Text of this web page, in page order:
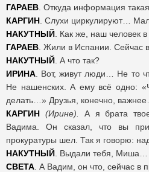
ГАРАЕВ . Откуда информация
КАРГИН . Слухи циркулируют…
НАКУТНЫЙ . Как же, наш человек
ГАРАЕВ . Жили в Испании. Сейчас
НАКУТНЫЙ . А что так?
ИРИНА . Вот, живут люди… Не то
Не нашенских. А ему всё одно:
делать…» Друзья, конечно,
КАРГИН (Ирине). А я брата
Вадима. Он сказал, что вы
прокуратуры шел. Так я говорю:
НАКУТНЫЙ . Выдали тебя, Миша…
СВЕТА . А Вадим, он что, сейчас в